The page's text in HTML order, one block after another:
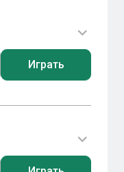
Играть